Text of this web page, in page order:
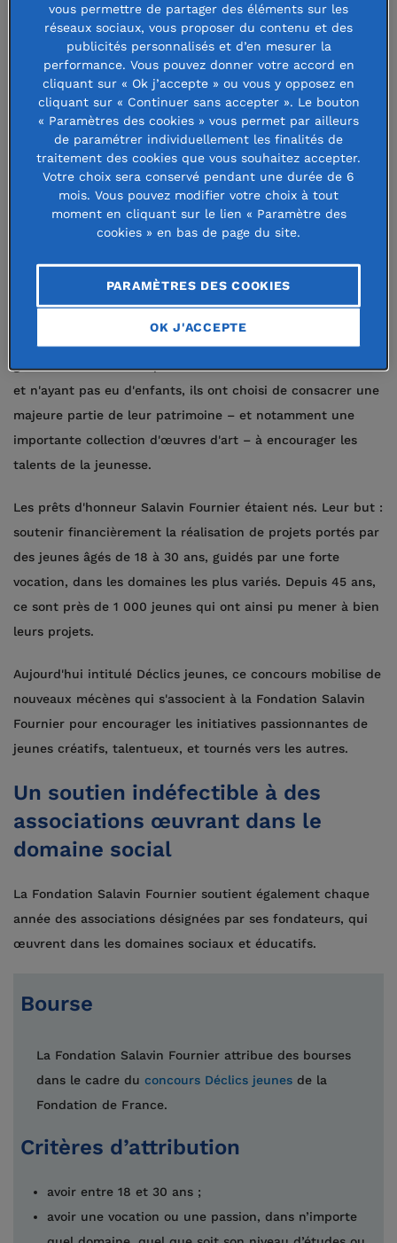
La Fondation Salavin Fournier
intervient principalement à travers le
Concours des Bourses Déclics
Jeunes, qui permet aux jeunes de
réaliser leur vocation.
Un couple généreux, tourné vers la
jeunesse et ses talents
Toute première fondation abritée par la Fondation de
France au début des années 1970, la Fondation Salavin
grand succès dans l'exploitation de la chocolaterie familiale
et n'ayant pas eu d'enfants, ils ont choisi de consacrer une
majeure partie de leur patrimoine – et notamment une
importante collection d'œuvres d'art – à encourager les
talents de la jeunesse.
Les prêts d'honneur Salavin Fournier étaient nés. Leur but :
soutenir financièrement la réalisation de projets portés par
des jeunes âgés de 18 à 30 ans, guidés par une forte
vocation, dans les domaines les plus variés. Depuis 45 ans,
ce sont près de 1 000 jeunes qui ont ainsi pu mener à bien
leurs projets.
Aujourd'hui intitulé Déclics jeunes, ce concours mobilise de
nouveaux mécènes qui s'associent à la Fondation Salavin
Fournier pour encourager les initiatives passionnantes de
jeunes créatifs, talentueux, et tournés vers les autres.
Un soutien indéfectible à des
associations œuvrant dans le
domaine social
La Fondation Salavin Fournier soutient également chaque
année des associations désignées par ses fondateurs, qui
œuvrent dans les domaines sociaux et éducatifs.
Bourse
La Fondation Salavin Fournier attribue des bourses
dans le cadre duconcours Déclics jeunes de la
Fondation de France.
Critères d’attribution
avoir entre 18 et 30 ans ;
avoir une vocation ou une passion, dans n’importe
vous permettre de partager des éléments sur les
réseaux sociaux, vous proposer du contenu et des
publicités personnalisés et d’en mesurer la
performance. Vous pouvez donner votre accord en
cliquant sur « Ok j’accepte » ou vous y opposez en
cliquant sur « Continuer sans accepter ». Le bouton
« Paramètres des cookies » vous permet par ailleurs
de paramétrer individuellement les finalités de
traitement des cookies que vous souhaitez accepter.
Votre choix sera conservé pendant une durée de 6
mois. Vous pouvez modifier votre choix à tout
moment en cliquant sur le lien « Paramètre des
cookies » en bas de page du site.
PARAMÈTRES DES COOKIES
OK J'ACCEPTE